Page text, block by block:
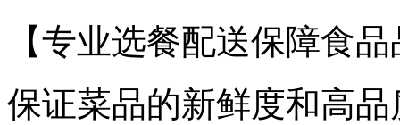
【专业选餐配送保障食
保证菜品的新鲜度和高